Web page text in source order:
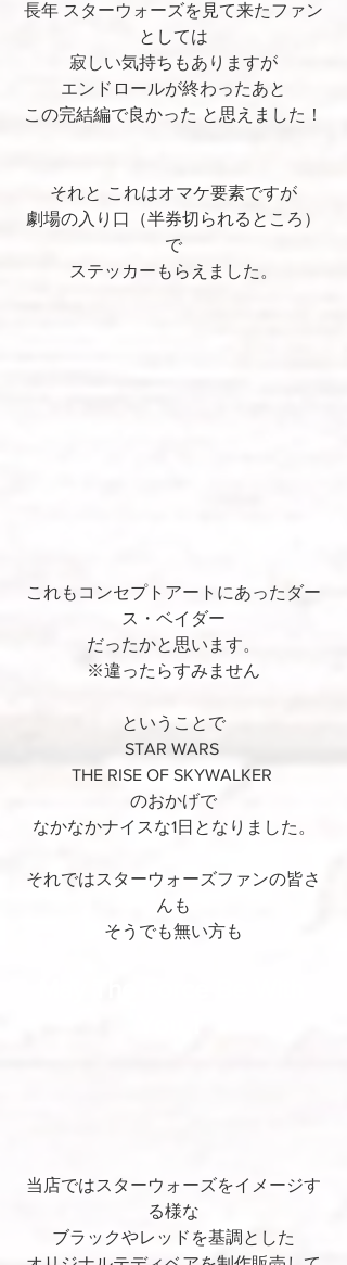
長年 スターウォーズを見て来たファン
としては
寂しい気持ちもありますが
エンドロールが終わったあと
この完結編で良かった と思えました！
それと これはオマケ要素ですが
劇場の入り口（半券切られるところ）
で
ステッカーもらえました。
これもコンセプトアートにあったダー
ス・ベイダー
だったかと思います。
※違ったらすみません
ということで
STAR WARS
THE RISE OF SKYWALKER
のおかげで
なかなかナイスな1日となりました。
それではスターウォーズファンの皆さ
んも
そうでも無い方も
当店ではスターウォーズをイメージす
る様な
ブラックやレッドを基調とした